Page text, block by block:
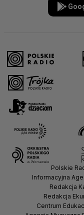
Polskie
Informacyjna
Redakcja
Redakcja
Centrum